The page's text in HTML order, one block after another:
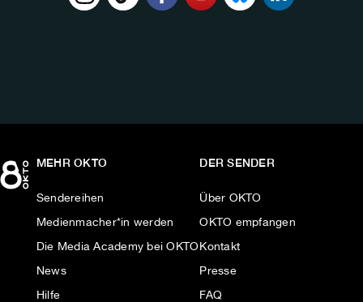
MEHR OKTO
Sendereihen
Medienmacher*in werden
Die Media Academy bei OKTO
News
Hilfe
DER SENDER
Über OKTO
OKTO empfangen
Kontakt
Presse
FAQ